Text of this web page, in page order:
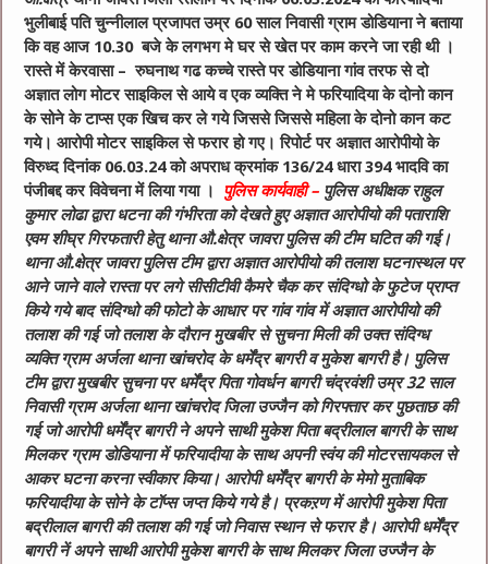
भुलीबाई पति चुन्नीलाल प्रजापत उम्र 60 साल निवासी ग्राम डोडियाना ने बताया
कि वह आज 10.30 बजे के लगभग मे घर से खेत पर काम करने जा रही थी ।
रास्ते में केरवासा – रुघनाथ गढ कच्चे रास्ते पर डोडियाना गांव तरफ से दो
अज्ञात लोग मोटर साइकिल से आये व एक व्यक्ति ने मे फरियादिया के दोनो कान
के सोने के टाप्स एक खिच कर ले गये जिससे जिससे महिला के दोनो कान कट
गये। आरोपी मोटर साइकिल से फरार हो गए। रिपोर्ट पर अज्ञात आरोपीयो के
विरुध्द दिनांक 06.03.24 को अपराध क्रमांक 136/24 धारा 394 भादवि का
पंजीबद्द कर विवेचना में लिया गया ।
पुलिस कार्यवाही – पुलिस अधीक्षक राहुल
कुमार लोढा द्वारा धटना की गंभीरता को देखते हुए अज्ञात आरोपीयो की पताराशि
एवम शीघ्र गिरफतारी हेतु थाना औ.क्षेत्र जावरा पुलिस की टीम घटित की गई।
थाना औ.क्षेत्र जावरा पुलिस टीम द्वारा अज्ञात आरोपीयो की तलाश घटनास्थल पर
आने जाने वाले रास्ता पर लगे सीसीटीवी कैमरे चैक कर संदिग्धो के फुटेज प्राप्त
किये गये बाद संदिग्धो की फोटो के आधार पर गांव गांव में अज्ञात आरोपीयो की
तलाश की गई जो तलाश के दौरान मुखबीर से सुचना मिली की उक्त संदिग्ध
व्यक्ति ग्राम अर्जला थाना खांचरोद के धर्मेंद्र बागरी व मुकेश बागरी है। पुलिस
टीम द्वारा मुखबीर सुचना पर धर्मेंद्र पिता गोवर्धन बागरी चंद्रवंशी उम्र 32 साल
निवासी ग्राम अर्जला थाना खांचरोद जिला उज्जैन को गिरफ्तार कर पुछताछ की
गई जो आरोपी धर्मेंद्र बागरी ने अपने साथी मुकेश पिता बद्रीलाल बागरी के साथ
मिलकर ग्राम डोडियाना में फरियादीया के साथ अपनी स्वंय की मोटरसायकल से
आकर घटना करना स्वीकार किया। आरोपी धर्मेंद्र बागरी के मेमो मुताबिक
फरियादीया के सोने के टॉप्स जप्त किये गये है। प्रकऱण में आरोपी मुकेश पिता
बद्रीलाल बागरी की तलाश की गई जो निवास स्थान से फरार है। आरोपी धर्मेंद्र
बागरी नें अपने साथी आरोपी मुकेश बागरी के साथ मिलकर जिला उज्जैन के